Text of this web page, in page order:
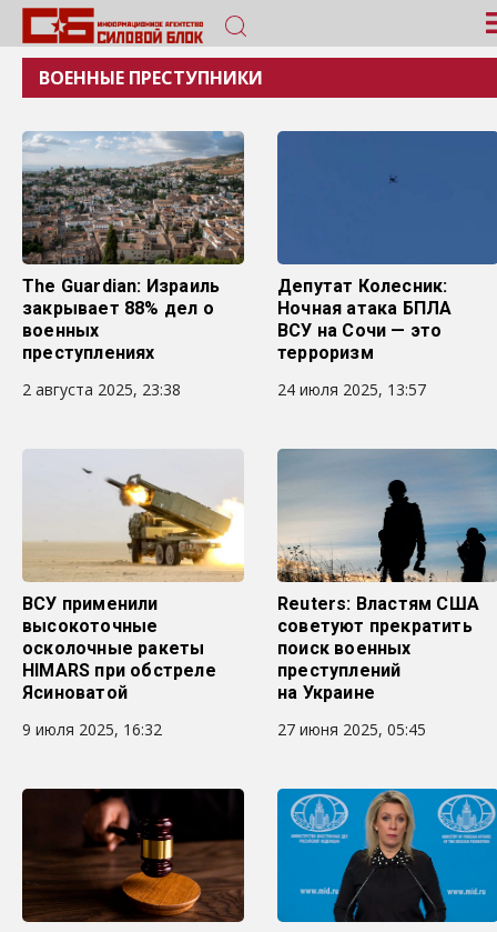
ВОЕННЫЕ ПРЕСТУПНИКИ
The Guardian: Израиль
закрывает 88% дел о
военных
преступлениях
2 августа 2025, 23:38
Депутат Колесник:
Ночная атака БПЛА
ВСУ на Сочи — это
терроризм
24 июля 2025, 13:57
ВСУ применили
высокоточные
осколочные ракеты
HIMARS при обстреле
Ясиноватой
9 июля 2025, 16:32
Reuters: Властям США
советуют прекратить
поиск военных
преступлений
на Украине
27 июня 2025, 05:45